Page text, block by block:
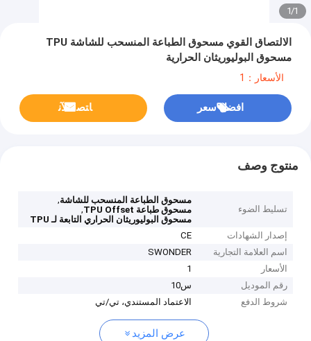
1
/
1
الالتصاق القوي مسحوق الطباعة المنسحب للشاشة TPU
مسحوق البوليوريثان الحرارية
الأسعار：1
افضل سعر ﺎﺘﺼﻟ ﺍﻶﻧ
منتوج وصف
تسليط الضوء
مسحوق الطباعة المنسحب للشاشة,
مسحوق طباعة TPU Offset
,
مسحوق البوليوريثان الحراري التابعة لـ TPU
إصدار الشهادات
CE
اسم العلامة التجارية
SWONDER
الأسعار
1
رقم الموديل
س10
شروط الدفع
الاعتماد المستندي، تي/تي
عرض المزيد